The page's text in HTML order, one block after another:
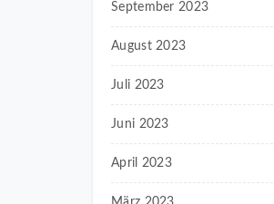
September 2023
August 2023
Juli 2023
Juni 2023
April 2023